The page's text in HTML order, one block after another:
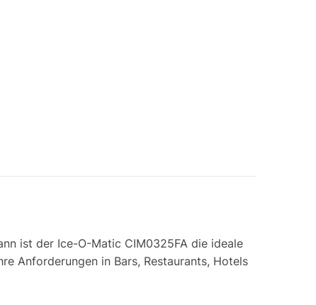
ist der Ice-O-Matic CIM0325FA die ideale
Anforderungen in Bars, Restaurants, Hotels